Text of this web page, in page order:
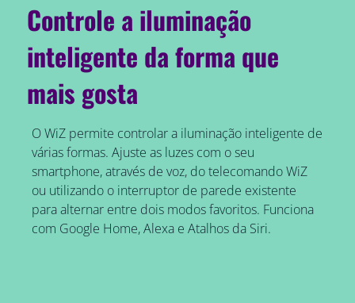
Controle a iluminação
inteligente da forma que
mais gosta
O WiZ permite controlar a iluminação inteligente de
várias formas. Ajuste as luzes com o seu
smartphone, através de voz, do telecomando WiZ
ou utilizando o interruptor de parede existente
para alternar entre dois modos favoritos. Funciona
com Google Home, Alexa e Atalhos da Siri.